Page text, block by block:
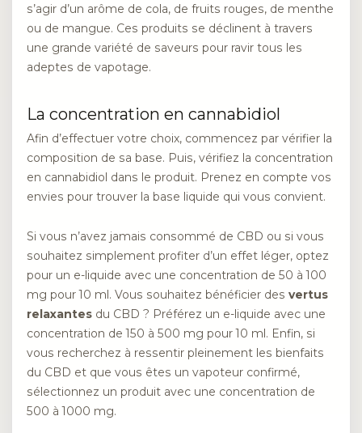
s’agir d’un arôme de cola, de fruits rouges, de menthe
ou de mangue. Ces produits se déclinent à travers
une grande variété de saveurs pour ravir tous les
adeptes de vapotage.
La concentration en cannabidiol
Afin d’effectuer votre choix, commencez par vérifier la
composition de sa base. Puis, vérifiez la concentration
en cannabidiol dans le produit. Prenez en compte vos
envies pour trouver la base liquide qui vous convient.
Si vous n’avez jamais consommé de CBD ou si vous
souhaitez simplement profiter d’un effet léger, optez
pour un e-liquide avec une concentration de 50 à 100
mg pour 10 ml. Vous souhaitez bénéficier des vertus
relaxantes du CBD ? Préférez un e-liquide avec une
concentration de 150 à 500 mg pour 10 ml. Enfin, si
vous recherchez à ressentir pleinement les bienfaits
du CBD et que vous êtes un vapoteur confirmé,
sélectionnez un produit avec une concentration de
500 à 1000 mg.